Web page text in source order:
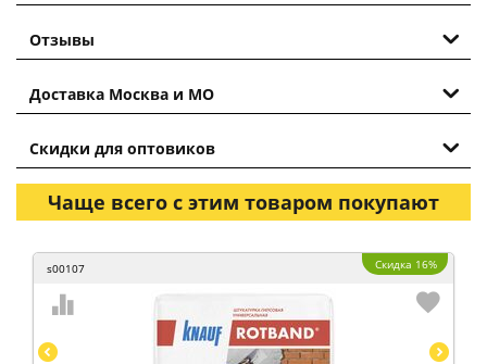
Отзывы
Доставка Москва и МО
Скидки для оптовиков
Чаще всего с этим товаром покупают
s00107 Скидка 16%